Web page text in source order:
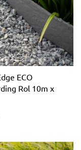
ECO
Rol 10m x